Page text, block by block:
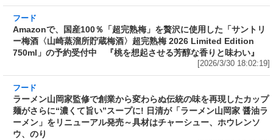
Amazonで、国産100％「超完熟梅」を贅沢に使
用した「サントリー梅酒〈山崎蒸溜所貯蔵梅
酒〉超完熟梅 2026 Limited Edition 750ml」の
予約受付中 『桃を想起させる芳醇な香りと味
わい』
フード
ラーメン山岡家監修で創業から変わらぬ伝統の